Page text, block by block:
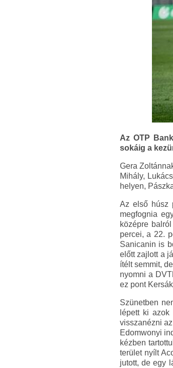
Az OTP
sokáig a
Gera
Mihály,
helyen,
Az első húsz
megfognia
középre
percei, a 22.
Sanicanin is
előtt zajlott a
ítélt semmit,
nyomni a
ez pont
Szünetben
lépett ki
visszanézni
Edomwonyi
kézben
terület nyílt
jutott, de egy